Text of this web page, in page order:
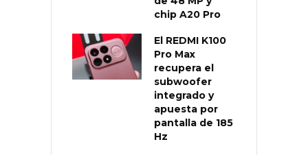
chip A20 Pro
El REDMI K100
Pro Max
recupera el
subwoofer
integrado y
apuesta por
pantalla de 185
Hz